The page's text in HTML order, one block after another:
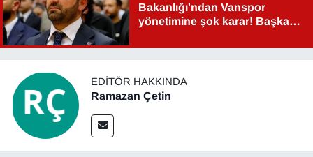
Bakanlığı'ndan Vanspor
yönetimine şok karar! Başkan
EDITÖR HAKKINDA
Ramazan Çetin